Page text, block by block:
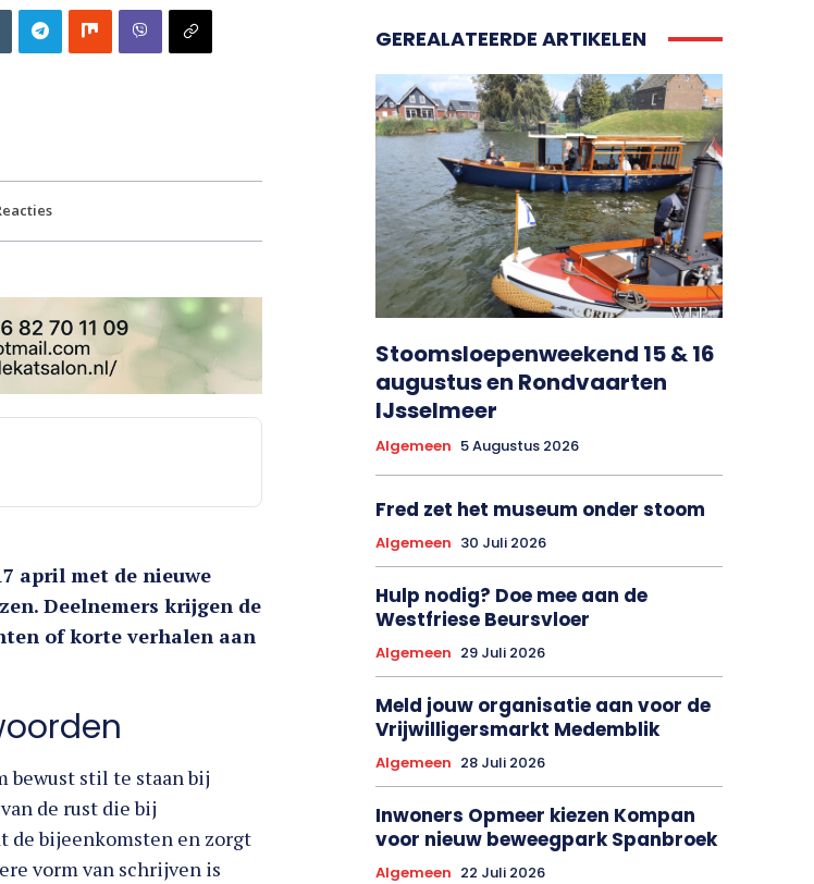
april met de nieuwe
Deelnemers krijgen de
of korte verhalen aan
bewust stil te staan bij
de rust die bij
de bijeenkomsten en zorgt
vorm van schrijven is
GEREALATEERDE ARTIKELEN
Stoomsloepenweekend 15 & 16
augustus en Rondvaarten
IJsselmeer
Algemeen 5 Augustus 2026
Fred zet het museum onder stoom
Algemeen 30 Juli 2026
Hulp nodig? Doe mee aan de
Westfriese Beursvloer
Algemeen 29 Juli 2026
Meld jouw organisatie aan voor de
Vrijwilligersmarkt Medemblik
Algemeen 28 Juli 2026
Inwoners Opmeer kiezen Kompan
voor nieuw beweegpark Spanbroek
Algemeen 22 Juli 2026